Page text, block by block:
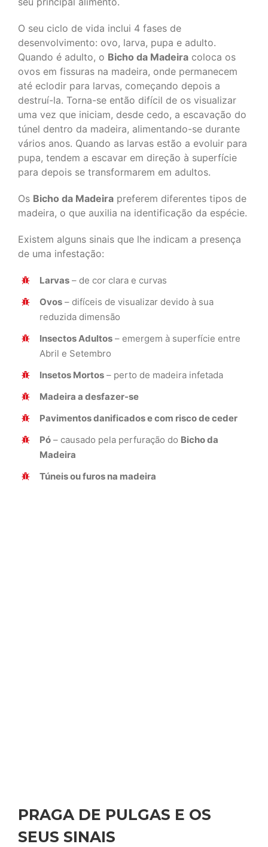
O seu ciclo de vida inclui 4 fases de
desenvolvimento: ovo, larva, pupa e adulto.
Quando é adulto, o Bicho da Madeira coloca os
ovos em fissuras na madeira, onde permanecem
até eclodir para larvas, começando depois a
destruí-la. Torna-se então difícil de os visualizar
uma vez que iniciam, desde cedo, a escavação do
túnel dentro da madeira, alimentando-se durante
vários anos. Quando as larvas estão a evoluir para
pupa, tendem a escavar em direção à superfície
para depois se transformarem em adultos.
Os Bicho da Madeira preferem diferentes tipos de
madeira, o que auxilia na identificação da espécie.
Existem alguns sinais que lhe indicam a presença
de uma infestação:
Larvas – de cor clara e curvas
Ovos – difíceis de visualizar devido à sua
reduzida dimensão
Insectos Adultos – emergem à superfície entre
Abril e Setembro
Insetos Mortos – perto de madeira infetada
Madeira a desfazer-se
Pavimentos danificados e com risco de ceder
Pó – causado pela perfuração do Bicho da
Madeira
Túneis ou furos na madeira
PRAGA DE PULGAS E OS
SEUS SINAIS